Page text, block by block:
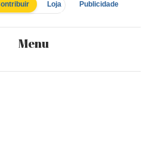
Loja Publicidade
Menu